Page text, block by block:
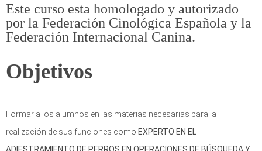
Este curso esta homologado y autorizado
por la Federación Cinológica Española y la
Federación Internacional Canina.
Objetivos
Formar a los alumnos en las materias necesarias para la
realización de sus funciones como EXPERTO EN EL
ADIESTRAMIENTO DE PERROS EN OPERACIONES DE BÚSQUEDA Y